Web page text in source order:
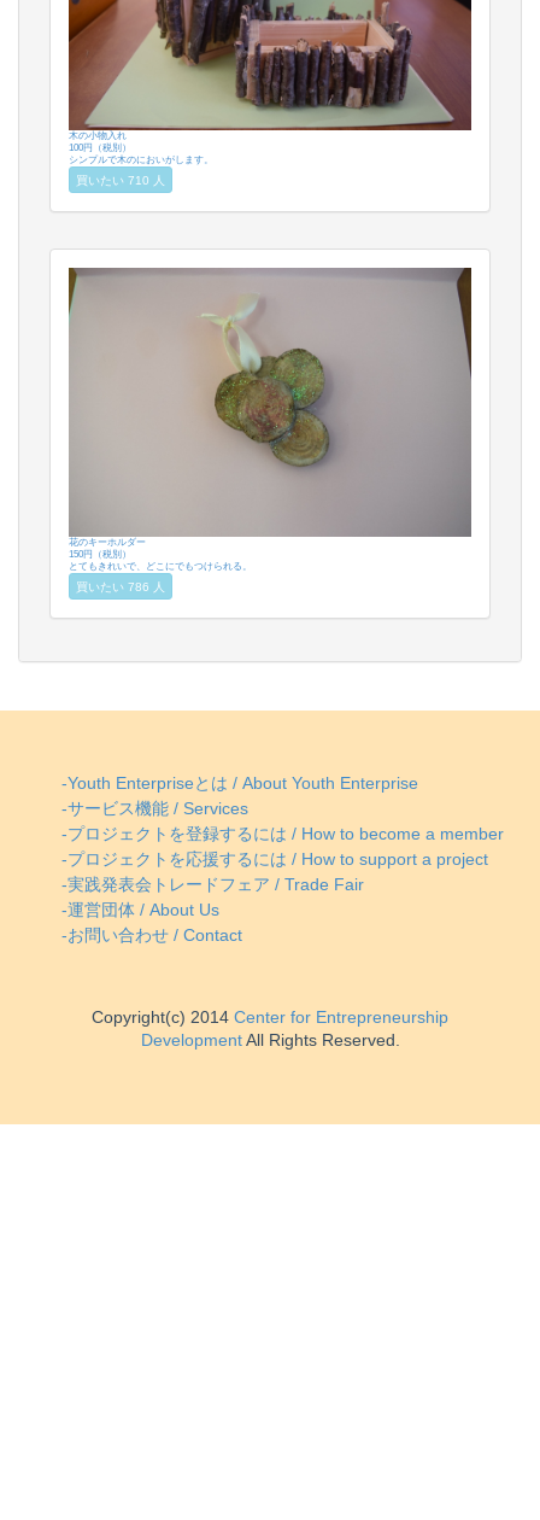
木の小物入れ
100円（税別）
シンプルで木のにおいがします。
買いたい 710 人
花のキーホルダー
150円（税別）
とてもきれいで、どこにでもつけられる。
買いたい 786 人
-Youth Enterpriseとは / About Youth Enterprise
-サービス機能 / Services
-プロジェクトを登録するには / How to become a member
-プロジェクトを応援するには / How to support a project
-実践発表会トレードフェア / Trade Fair
-運営団体 / About Us
-お問い合わせ / Contact
Copyright(c) 2014 Center for Entrepreneurship
DevelopmentAll Rights Reserved.